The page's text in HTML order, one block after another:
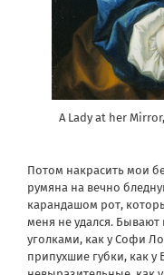
A Lady at her
Потом накрасить мои
румяна на вечно
карандашом рот,
меня не удался.
уголками, как у Софи
припухшие губки, как у